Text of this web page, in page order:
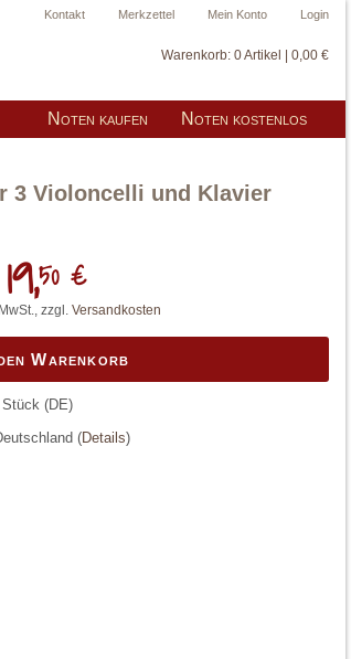
Login
Mein Konto
Merkzettel
Kontakt
Warenkorb: 0 Artikel | 0,00 €
Noten kaufen Noten kostenlos
3 Violoncelli und Klavier
19,50 €
zzgl. Versandkosten
Warenkorb
(DE)
(Details)